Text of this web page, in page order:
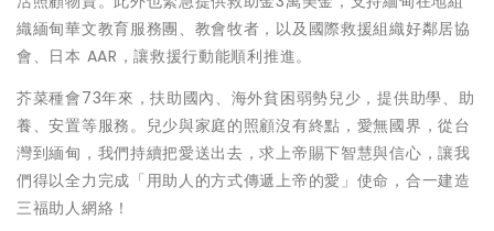
織緬甸華文教育服務團、教會牧者，以及國際救援組織好鄰居協
會、日本 AAR，讓救援行動能順利推進。
芥菜種會73年來，扶助國內、海外貧困弱勢兒少，提供助學、助
養、安置等服務。兒少與家庭的照顧沒有終點，愛無國界，從台
灣到緬甸，我們持續把愛送出去，求上帝賜下智慧與信心，讓我
們得以全力完成「用助人的方式傳遞上帝的愛」使命，合一建造
三福助人網絡！